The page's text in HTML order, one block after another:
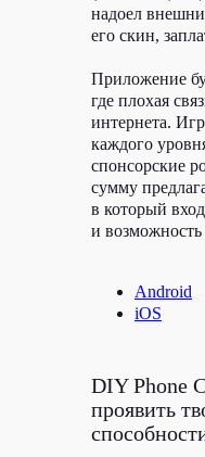
надоел
его скин,
Приложение
где плохая
интернета.
каждого
спонсорские
сумму
в который
и возможность
Android
iOS
DIY Phone
проявить